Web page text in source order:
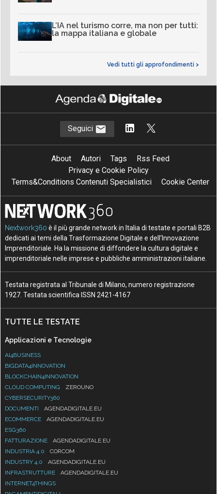
L’IA nel turismo corre, ma non per tutti:
la mappa italiana e globale
Vedi tutti gli approfondimenti >
Seguici
About Autori Tags
Rss Feed
Privacy e Cookie Policy
Terms&Conditions Contenuti Specialistici
Cookie Center
Nextwork360 è il più grande network in Italia di testate e portali B2B
dedicati ai temi della Trasformazione Digitale e dell’Innovazione
Imprenditoriale. Ha la missione di diffondere la cultura digitale e
imprenditoriale nelle imprese e pubbliche amministrazioni italiane.
Testata registrata al Tribunale di Milano, numero registrazione
1927. Testata scientifica ISSN 2421-4167
TUTTE LE TESTATE
Applicazioni e Tecnologie
AI4BUSINESS
BIGDATA4INNOVATION
BLOCKCHAIN4INNOVATION
CLOUD COMPUTING
ZEROUNO
CYBERSECURITY360
DOCUMENTI
AGENDADIGITALE.EU
ECOMMERCE
AGENDADIGITALE.EU
ESG360
FATTURAZIONE
AGENDADIGITALE.EU
INDUSTRIA 4.0
CORCOM
INDUSTRY 4.0
AGENDADIGITALE.EU
INFRASTRUTTURE
AGENDADIGITALE.EU
INTERNET4THINGS